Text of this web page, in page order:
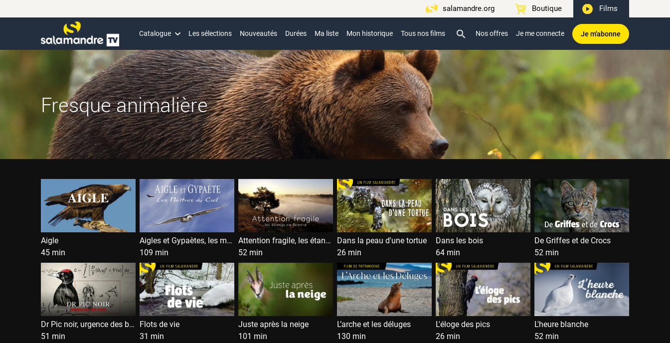
salamandre.org Boutique Films
Catalogue Les sélections Nouveautés Durées Ma liste Mon historique Tous nos films Nos offres Je me connecte Je m'abonne
Fresque animalière
Aigle
45 min
Aigles et Gypaètes, les maîtres du ciel
109 min
Attention fragile, les étangs de Brenne
52 min
Dans la peau d'une tortue
26 min
Dans les bois
64 min
De Griffes et de Crocs
52 min
Dr Pic noir, urgence des bois
51 min
Flots de vie
31 min
Juste après la neige
101 min
L’arche et les déluges
130 min
L'éloge des pics
26 min
L'heure blanche
52 min